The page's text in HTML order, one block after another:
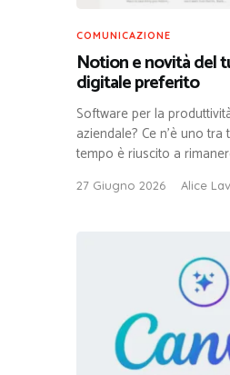
COMUNICAZIONE
Notion e novità del
digitale preferito
Software per la
aziendale? Ce n’è uno
tempo è riuscito a
27 Giugno 2026 Alice